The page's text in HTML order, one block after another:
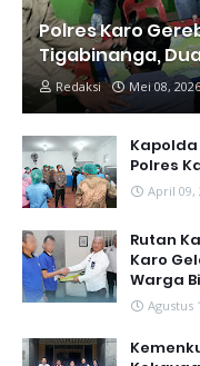
Polres Karo
Tigabinanga,
Redaksi Mei 08, 2026
Kapolda
Polres
April 09,
Rutan
Karo
Warga
Agustus